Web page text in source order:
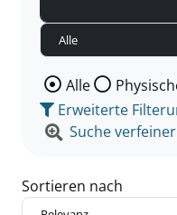
Wählen Sie die
Alle
Erweiterte
Suche
Sortieren nach